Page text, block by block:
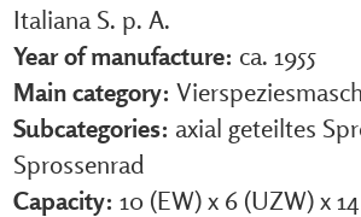
Italiana S. p. A.
Year of manufacture: ca. 1955
Main category:
Subcategories: axial geteiltes
Sprossenrad
Capacity: 10 (EW) x 6 (UZW) x